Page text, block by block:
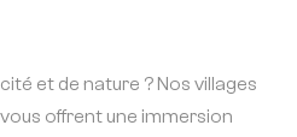
et de nature ? Nos villages
offrent une immersion